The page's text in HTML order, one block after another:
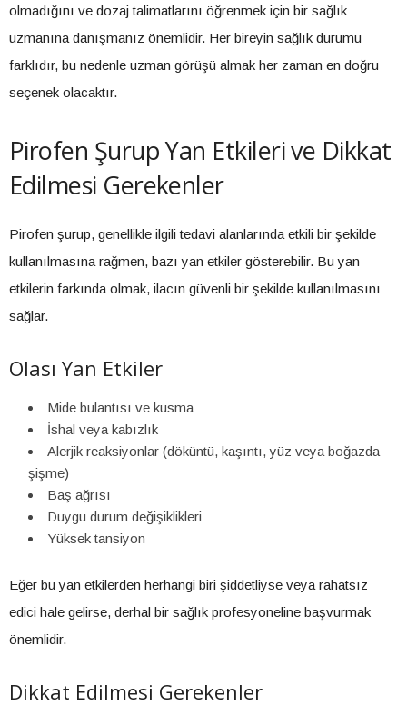
olmadığını ve dozaj talimatlarını öğrenmek için bir sağlık
uzmanına danışmanız önemlidir. Her bireyin sağlık durumu
farklıdır, bu nedenle uzman görüşü almak her zaman en doğru
seçenek olacaktır.
Pirofen Şurup Yan Etkileri ve Dikkat
Edilmesi Gerekenler
Pirofen şurup, genellikle ilgili tedavi alanlarında etkili bir şekilde
kullanılmasına rağmen, bazı yan etkiler gösterebilir. Bu yan
etkilerin farkında olmak, ilacın güvenli bir şekilde kullanılmasını
sağlar.
Olası Yan Etkiler
Mide bulantısı ve kusma
İshal veya kabızlık
Alerjik reaksiyonlar (döküntü, kaşıntı, yüz veya boğazda
şişme)
Baş ağrısı
Duygu durum değişiklikleri
Yüksek tansiyon
Eğer bu yan etkilerden herhangi biri şiddetliyse veya rahatsız
edici hale gelirse, derhal bir sağlık profesyoneline başvurmak
önemlidir.
Dikkat Edilmesi Gerekenler